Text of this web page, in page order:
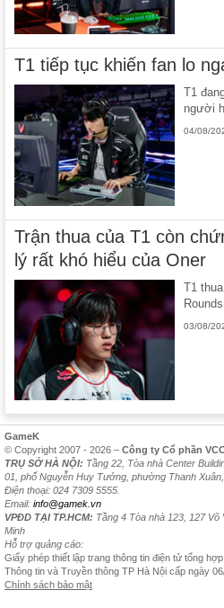
T1 tiếp tục khiến fan lo
T1
người
04/08/
Trận thua của T1 còn
lý rất khó hiểu của Oner
T1
03/08/
GameK
© Copyright 2007 - 2026 – Công ty Cổ phần
TRỤ SỞ HÀ NỘI: Tầng 22, Tòa nhà Center
01, phố Nguyễn Huy Tưởng, phường Thanh
Điện thoại: 024 7309 5555.
Email: info@gamek.vn
VPĐD TẠI TP.HCM: Tầng 4 Tòa nhà 123, 127
Minh
Hỗ trợ quảng cáo:
Giấy phép thiết lập trang thông tin điện tử tổng
Thông tin và Truyền thông TP Hà Nội cấp ngày
Chính sách bảo mật